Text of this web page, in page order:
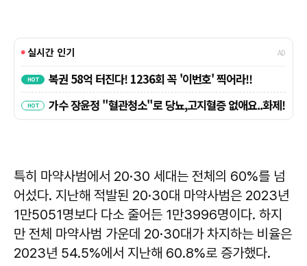
특히 마약사범에서 20·30 세대는 전체의 60%를 넘
어섰다. 지난해 적발된 20·30대 마약사범은 2023년
1만5051명보다 다소 줄어든 1만3996명이다. 하지
만 전체 마약사범 가운데 20·30대가 차지하는 비율은
2023년 54.5%에서 지난해 60.8%로 증가했다.